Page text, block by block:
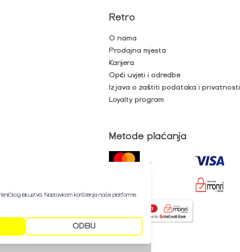
Retro
O nama
Prodajna mjesta
Karijera
Opći uvjeti i odredbe
Izjava o zaštiti podataka i privatnosti
Loyalty program
Metode plaćanja
iskustva. Nastavkom korištenja naše platforme
ODBIJ